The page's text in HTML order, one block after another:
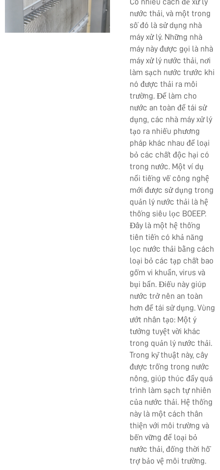
Có nhiều cách để xử lý
nước thải, và một trong
số đó là sử dụng nhà
máy xử lý. Những nhà
máy này được gọi là nhà
máy xử lý nước thải, nơi
làm sạch nước trước khi
nó được thải ra môi
trường. Để làm cho
nước an toàn để tái sử
dụng, các nhà máy xử lý
tạo ra nhiều phương
pháp khác nhau để loại
bỏ các chất độc hại có
trong nước. Một ví dụ
nổi tiếng về công nghệ
mới được sử dụng trong
quản lý nước thải là hệ
thống siêu lọc BOEEP.
Đây là một hệ thống
tiên tiến có khả năng
lọc nước thải bằng cách
loại bỏ các tạp chất bao
gồm vi khuẩn, virus và
bụi bẩn. Điều này giúp
nước trở nên an toàn
hơn để tái sử dụng. Vùng
ướt nhân tạo: Một ý
tưởng tuyệt vời khác
trong quản lý nước thải.
Trong kỹ thuật này, cây
được trồng trong nước
nông, giúp thúc đẩy quá
trình làm sạch tự nhiên
của nước thải. Hệ thống
này là một cách thân
thiện với môi trường và
bền vững để loại bỏ
nước thải, đồng thời hỗ
trợ bảo vệ môi trường.